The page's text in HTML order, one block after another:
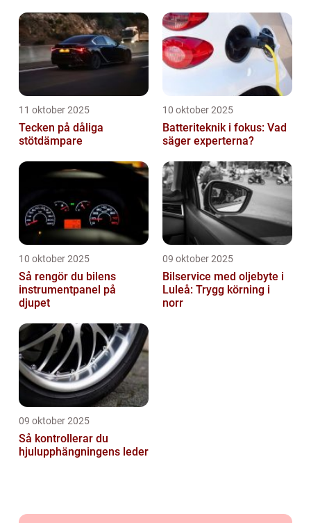
11 oktober 2025
Tecken på dåliga
stötdämpare
10 oktober 2025
Batteriteknik i fokus: Vad
säger experterna?
10 oktober 2025
Så rengör du bilens
instrumentpanel på
djupet
09 oktober 2025
Bilservice med oljebyte i
Luleå: Trygg körning i
norr
09 oktober 2025
Så kontrollerar du
hjulupphängningens leder